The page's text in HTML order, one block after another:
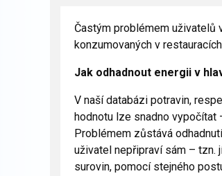
Častým problémem uživatelů
konzumovaných v
Jak odhadnout energii v
V naší databázi potravin,
hodnotu lze snadno vypočítat
Problémem zůstává
uživatel nepřipraví sám – tzn.
surovin, pomocí stejného